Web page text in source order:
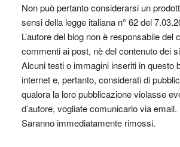
Non può pertanto considerarsi un
sensi della legge italiana n° 62 del
L’autore del blog non è responsabile del
commenti ai post, nè del contenuto dei
Alcuni testi o immagini inseriti in questo
internet e, pertanto, considerati di
qualora la loro pubblicazione violasse
d’autore, vogliate comunicarlo via email.
Saranno immediatamente rimossi.